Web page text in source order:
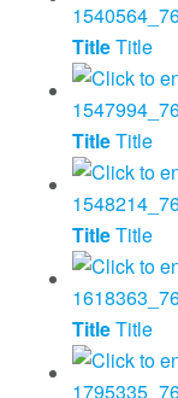
TitleTitle
TitleTitle
TitleTitle
TitleTitle